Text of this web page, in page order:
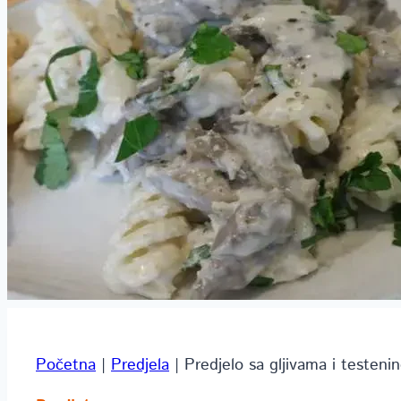
Početna | Predjela | Predjelo sa gljivama i